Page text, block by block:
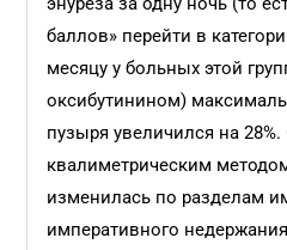
баллов» перейти в
месяцу у больных этой
оксибутинином)
пузыря увеличился на
квалиметрическим
изменилась по разделам
императивного